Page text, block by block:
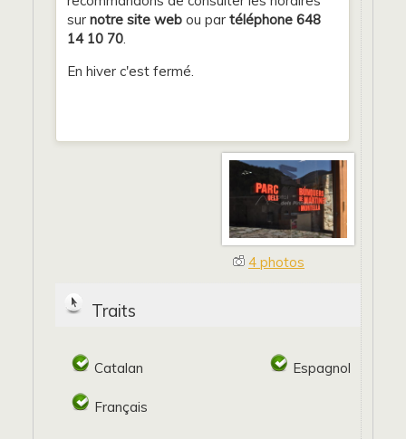
sur notre site web ou par téléphone 648
14 10 70.
En hiver c'est fermé.
4 photos
Traits
Catalan Espagnol
Français